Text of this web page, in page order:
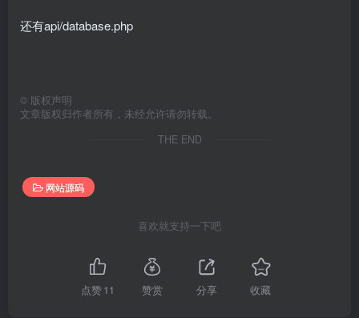
还有api/database.php
© 版权声明
文章版权归作者所有，未经允许请勿转载。
THE END
网站源码
喜欢就支持一下吧
点赞11 赞赏 分享 收藏